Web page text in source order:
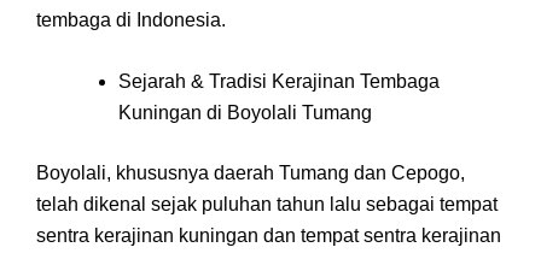
tembaga di Indonesia.
Sejarah & Tradisi Kerajinan Tembaga
Kuningan di Boyolali Tumang
Boyolali, khususnya daerah Tumang dan Cepogo,
telah dikenal sejak puluhan tahun lalu sebagai tempat
sentra kerajinan kuningan dan tempat sentra kerajinan